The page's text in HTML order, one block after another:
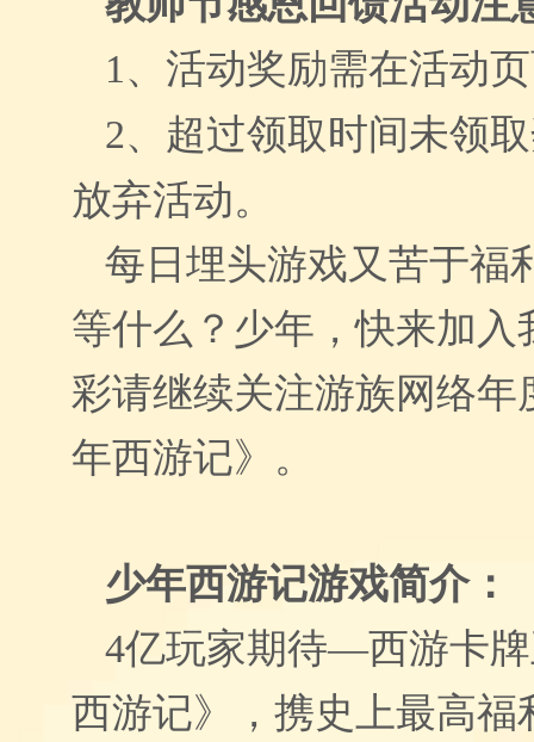
1、 活动奖励需在活动
2、 超过领取时间未领
放弃活动。
每日埋头游戏又苦于福
等什么？少年，快来加入
彩请继续关注游族网络年
年西游记》 。
少年西游记游戏简介：
4亿玩家期待—西游卡
西游记》
，携史上最高